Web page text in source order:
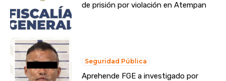
de prisión por violación en Atempan
Seguridad Pública
Aprehende FGE a investigado por